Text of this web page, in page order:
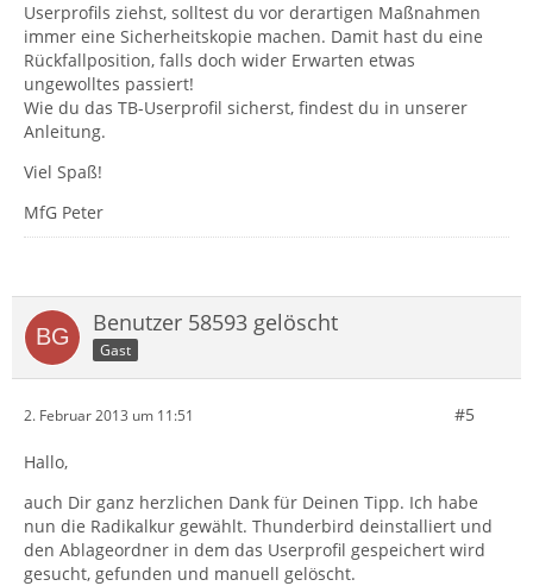
Userprofils ziehst, solltest du vor derartigen Maßnahmen
immer eine Sicherheitskopie machen. Damit hast du eine
Rückfallposition, falls doch wider Erwarten etwas
ungewolltes passiert!
Wie du das TB-Userprofil sicherst, findest du in unserer
Anleitung.
Viel Spaß!
MfG Peter
Benutzer 58593 gelöscht
Gast
2. Februar 2013 um 11:51 #5
Hallo,
auch Dir ganz herzlichen Dank für Deinen Tipp. Ich habe
nun die Radikalkur gewählt. Thunderbird deinstalliert und
den Ablageordner in dem das Userprofil gespeichert wird
gesucht, gefunden und manuell gelöscht.